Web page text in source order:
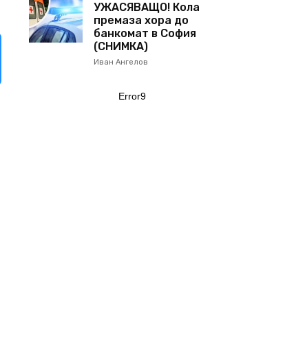
УЖАСЯВАЩО! Кола
премаза хора до
банкомат в София
(СНИМКА)
Иван Ангелов
Error9